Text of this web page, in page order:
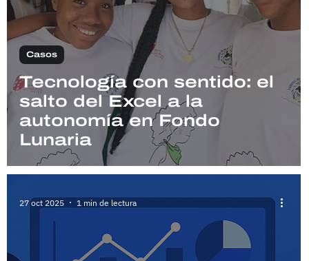
Tecnología con sentido: el
salto del Excel a la
autonomía en Fondo
Lunaria
Casos
27 oct 2025 1 min de lectura